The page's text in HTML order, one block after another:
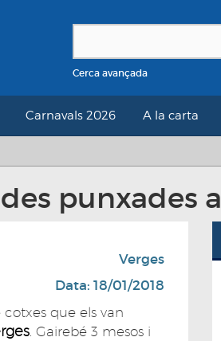
Cerca avançada
Carnavals 2026 A la carta
punxades
Verges
Data: 18/01/2018
que els van
. Gairebé 3 mesos i